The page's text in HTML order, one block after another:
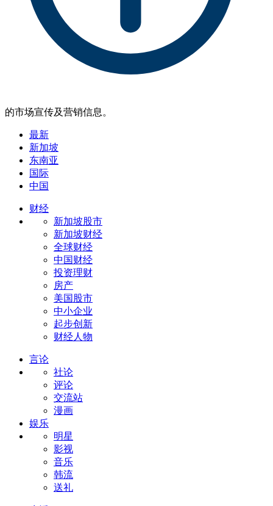
的市场宣传及营销信息。
最新
新加坡
东南亚
国际
中国
财经
新加坡股市
新加坡财经
全球财经
中国财经
投资理财
房产
美国股市
中小企业
起步创新
财经人物
言论
社论
评论
交流站
漫画
娱乐
明星
影视
音乐
韩流
送礼